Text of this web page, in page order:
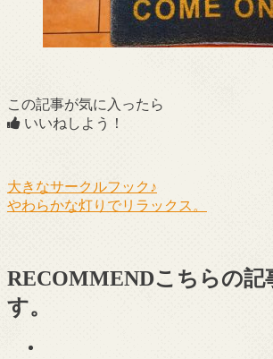
この記事が気に入ったら
いいねしよう！
大きなサークルフック♪
やわらかな灯りでリラックス。
RECOMMENDこちらの記
す。